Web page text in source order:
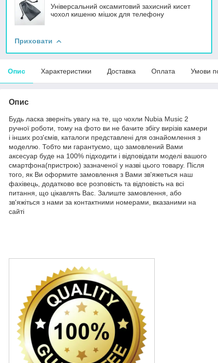
Універсальний оксамитовий захисний кисет
чохол кишеню мішок для телефону
Приховати
Опис Характеристики Доставка Оплата Умови
Опис
Будь ласка зверніть увагу на те, що чохли Nubia Music 2
ручної роботи, тому на фото ви не бачите збігу вирізів камери
і інших роз'ємів, каталоги представлені для ознайомлення з
моделлю. Тобто ми гарантуємо, що замовлений Вами
аксесуар буде на 100% підходити і відповідати моделі вашого
смартфона(пристрою) зазначеної у назві цього товару. Після
того, як Ви оформите замовлення з Вами зв'яжеться наш
фахівець, додатково все розповість та відповість на всі
питання, що цікавлять Вас. Залиште замовлення, або
зв'яжіться з нами за контактними номерами, вказаними на
сайті